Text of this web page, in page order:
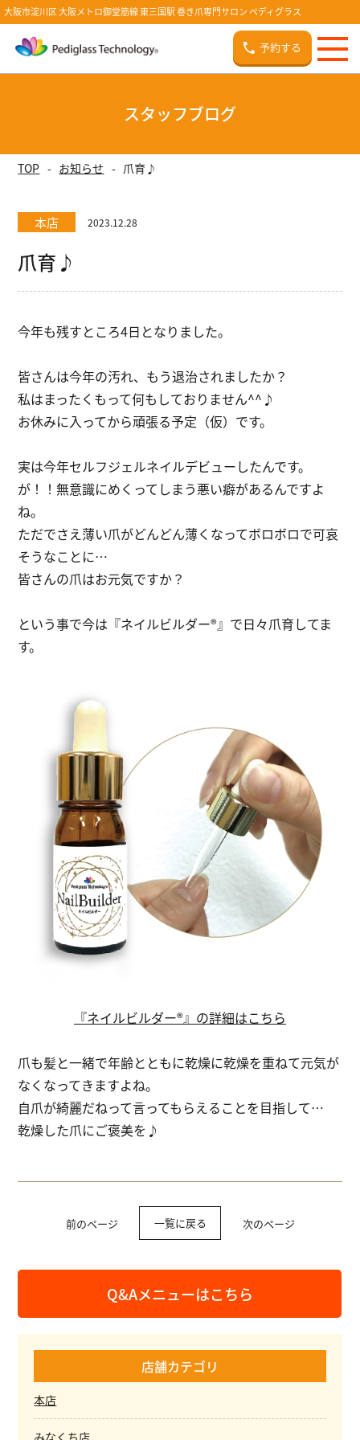
大阪市淀川区 大阪メトロ御堂筋線 東三国駅 巻き爪専門サロン ペディグラス
予約する
スタッフブログ
TOP お知らせ 爪育♪
本店 2023.12.28
爪育♪
今年も残すところ4日となりました。
皆さんは今年の汚れ、もう退治されましたか？
私はまったくもって何もしておりません^^♪
お休みに入ってから頑張る予定（仮）です。
実は今年セルフジェルネイルデビューしたんです。
が！！無意識にめくってしまう悪い癖があるんですよ
ね。
ただでさえ薄い爪がどんどん薄くなってボロボロで可哀
そうなことに…
皆さんの爪はお元気ですか？
という事で今は『ネイルビルダー®』で日々爪育してま
す。
『ネイルビルダー®』の詳細はこちら
爪も髪と一緒で年齢とともに乾燥に乾燥を重ねて元気が
なくなってきますよね。
自爪が綺麗だねって言ってもらえることを目指して…
乾燥した爪にご褒美を♪
前のページ 一覧に戻る 次のページ
Q&Aメニューはこちら
店舗カテゴリ
本店
みなくち店